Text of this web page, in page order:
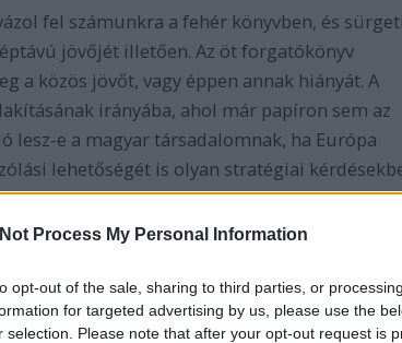
Process My Personal Information
opt-out of the sale, sharing to third parties, or
for targeted advertising by us, please use the
selection. Please note that after your opt-out request is
fel számunkra a fehér könyvben, és
jövőjét illetően. Az öt forgatókönyv
a közös jövőt, vagy éppen annak hiányát. A
irányába, ahol már papíron sem az
lesz-e a magyar társadalomnak, ha Európa
lehetőségét is olyan stratégiai
Persze, hogy nem. Ez-e a magyar
akik nem tudnak mit kezdeni az
Nem igazán. Fogjuk-e hibáztatni őket?